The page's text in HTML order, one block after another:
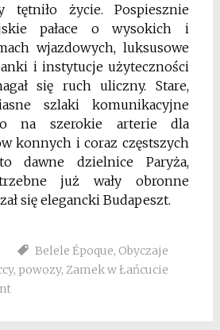
tętniło życie. Pospie­sznie
pałace o wysokich i
wjazdowych, luksusowe
i instytucje użyteczności
się ruch uliczny. Stare,
szlaki komunikacyjne
na szerokie arterie dla
konnych i coraz częstszych
dawne dzielnice Paryża,
już wały obronne
się elegancki Budapeszt.
Belele Époque, Obyczaje
, powozy, Zamek w Łańcucie